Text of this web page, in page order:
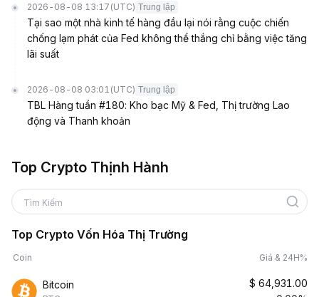
2026-08-08 13:17 (UTC) Trung lập
Tại sao một nhà kinh tế hàng đầu lại nói rằng cuộc chiến
chống lạm phát của Fed không thể thắng chỉ bằng việc tăng
lãi suất
2026-08-08 03:01 (UTC) Trung lập
TBL Hàng tuần #180: Kho bạc Mỹ & Fed, Thị trường Lao
động và Thanh khoản
Top Crypto Thịnh Hành
Tìm Kiếm
Top Crypto Vốn Hóa Thị Trường
Coin Giá & 24H%
Bitcoin $ 64,931.00